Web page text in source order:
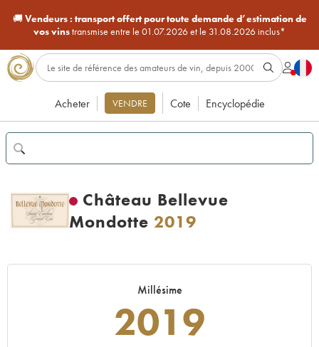
🚚Vendeurs : transport offert pour toute demande d’estimation de
vos vinstransmise entre le 01.07.2026 et le 31.08.2026 inclus*
Acheter VENDRE Cote Encyclopédie
Château Bellevue
Mondotte 2019
Millésime
2019